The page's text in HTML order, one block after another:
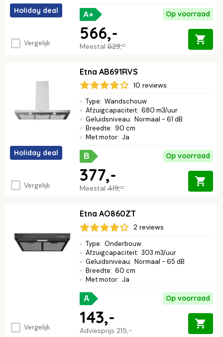
Holiday deal
Vergelijk
A+ Op voorraad
Meestal 629,-
566,-
Holiday deal
Vergelijk
Etna AB691RVS
10 reviews
Type: Wandschouw
Afzuigcapaciteit: 680 m3/uur
Geluidsniveau: Normaal - 61 dB
Breedte: 90 cm
Met motor: Ja
B Op voorraad
Meestal 419,-
377,-
Vergelijk
Etna AO860ZT
2 reviews
Type: Onderbouw
Afzuigcapaciteit: 303 m3/uur
Geluidsniveau: Normaal - 65 dB
Breedte: 60 cm
Met motor: Ja
A Op voorraad
Adviesprijs 215,-
143,-